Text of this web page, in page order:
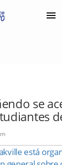
con
se